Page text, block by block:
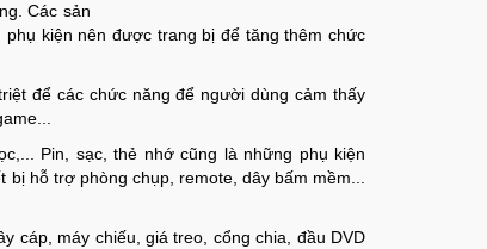
Các sản
kiện nên được trang bị để tăng thêm chức
để các chức năng để người dùng cảm thấy
Pin, sạc, thẻ nhớ cũng là những phụ kiện
hỗ trợ phòng chụp, remote, dây bấm mềm...
cáp, máy chiếu, giá treo, cổng chia, đầu DVD